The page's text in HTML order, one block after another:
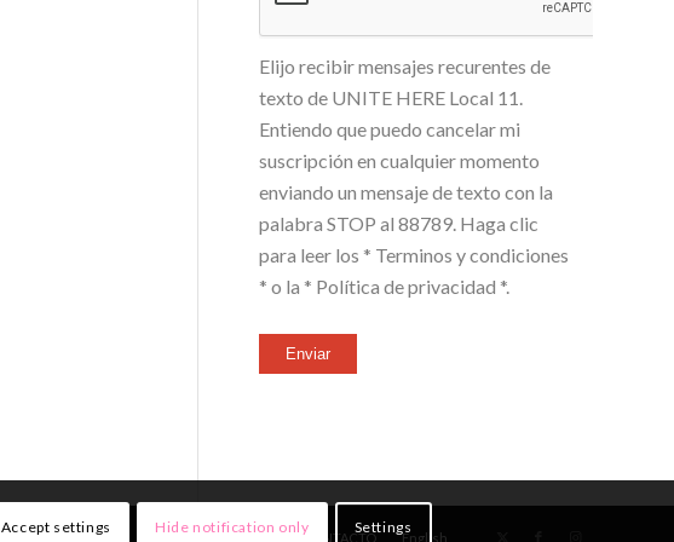
Elijo recibir mensajes recurentes de
texto de UNITE HERE Local 11.
Entiendo que puedo cancelar mi
suscripción en cualquier momento
enviando un mensaje de texto con la
palabra STOP al 88789. Haga clic
para leer los * Terminos y condiciones
* o la * Política de privacidad *.
Enviar
QUIENES SOMOS CONTACTO English
Accept settings Hide notification only Settings